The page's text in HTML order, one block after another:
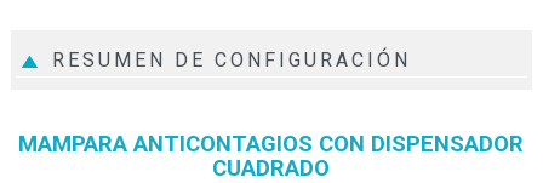
RESUMEN DE CONFIGURACIÓN
MAMPARA ANTICONTAGIOS CON DISPENSADOR
CUADRADO